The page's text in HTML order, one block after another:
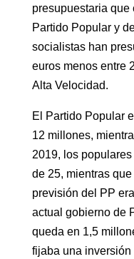
presupuestaria que
Partido Popular y
socialistas han
euros menos entre
Alta Velocidad.
El Partido Popular
12 millones,
2019, los
de 25, mientras que
previsión del PP
actual gobierno de
queda en 1,5
fijaba una